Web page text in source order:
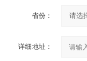
省份：
详细地址：